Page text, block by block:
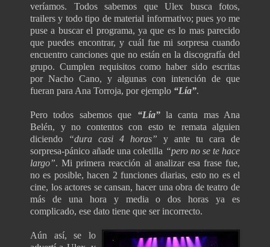
veríamos. Todos sabemos que Ulex busca fotos,
trailers y todo tipo de material informativo; pues yo me
puse a buscar el programa, ya que es lo mas parecido
que puedes encontrar, y cuál fue mi sorpresa cuando
encuentro canciones que no están en la discografía del
grupo. Cumplen requisitos como haber sido escritas
por Nacho Cano, y algunas con intención de que
fueran para Ana Torroja, por ejemplo “Lía”.
Pero todos sabemos que “Lía”la canta mas Ana
Belén, y no contentos con esto te remata alguien
diciendo
“dura casi 4 horas” y ante tu cara de
sorpresa-pánico añade una coletilla “pero no se te hace
largo”. Mi primera reacción al analizar esa frase fue,
no es posible, hacen 2 funciones diarias, esto no es el
cine, los actores se cansan, hacer una obra de teatro de
más de una hora y media o dos horas ya es
complicado, ese dato tiene que ser incorrecto.
Aún así, se lo